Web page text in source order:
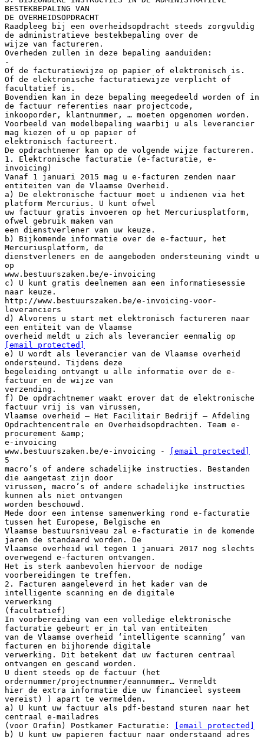
BESTEKBEPALING VAN
DE OVERHEIDSOPDRACHT
Raadpleeg bij een overheidsopdracht steeds zorgvuldig
de administratieve bestekbepaling over de
wijze van factureren.
Overheden zullen in deze bepaling aanduiden:
-
Of de facturatiewijze op papier of elektronisch is.
Of de elektronische facturatiewijze verplicht of
facultatief is.
Bovendien kan in deze bepaling meegedeeld worden of in
de factuur referenties naar projectcode,
inkooporder, klantnummer, … moeten opgenomen worden.
Voorbeeld van modelbepaling waarbij u als leverancier
mag kiezen of u op papier of
elektronisch factureert.
De opdrachtnemer kan op de volgende wijze factureren.
1. Elektronische facturatie (e-facturatie, e-
invoicing)
Vanaf 1 januari 2015 mag u e-facturen zenden naar
entiteiten van de Vlaamse Overheid.
a) De elektronische factuur moet u indienen via het
platform Mercurius. U kunt ofwel
uw factuur gratis invoeren op het Mercuriusplatform,
ofwel gebruik maken van
een dienstverlener van uw keuze.
b) Bijkomende informatie over de e-factuur, het
Mercuriusplatform, de
dienstverleners en de aangeboden ondersteuning vindt u
op
www.bestuurszaken.be/e-invoicing
c) U kunt gratis deelnemen aan een informatiesessie
naar keuze.
http://www.bestuurszaken.be/e-invoicing-voor-
leveranciers
d) Alvorens u start met elektronisch factureren naar
een entiteit van de Vlaamse
overheid meldt u zich als leverancier eenmalig op
[email protected]
e) U wordt als leverancier van de Vlaamse overheid
ondersteund. Tijdens deze
begeleiding ontvangt u alle informatie over de e-
factuur en de wijze van
verzending.
f) De opdrachtnemer waakt erover dat de elektronische
factuur vrij is van virussen,
Vlaamse overheid – Het Facilitair Bedrijf – Afdeling
Opdrachtencentrale en Overheidsopdrachten. Team e-
procurement &amp;
e-invoicing
www.bestuurszaken.be/e-invoicing -
[email protected]
5
macro’s of andere schadelijke instructies. Bestanden
die aangetast zijn door
virussen, macro’s of andere schadelijke instructies
kunnen als niet ontvangen
worden beschouwd.
Mede door een intense samenwerking rond e-facturatie
tussen het Europese, Belgische en
Vlaamse bestuursniveau zal e-facturatie in de komende
jaren de standaard worden. De
Vlaamse overheid wil tegen 1 januari 2017 nog slechts
overwegend e-facturen ontvangen.
Het is sterk aanbevolen hiervoor de nodige
voorbereidingen te treffen.
2. Facturen aangeleverd in het kader van de
intelligente scanning en de digitale
verwerking
(facultatief)
In voorbereiding van een volledige elektronische
facturatie gebeurt er in tal van entiteiten
van de Vlaamse overheid ‘intelligente scanning’ van
facturen en bijhorende digitale
verwerking. Dit betekent dat uw facturen centraal
ontvangen en gescand worden.
U dient steeds op de factuur (het
ordernummer/projectnummer/eannummer… Vermeldt
hier de extra informatie die uw financieel systeem
vereist) ) apart te vermelden.
a) U kunt uw factuur als pdf-bestand sturen naar het
centraal e-mailadres
(voor Orafin) Postkamer Facturatie:
[email protected]
b) U kunt uw papieren factuur naar onderstaand adres